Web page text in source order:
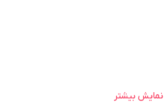
نمایش بیشتر